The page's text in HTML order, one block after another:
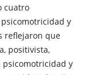
cuatro
y
reflejaron que
positivista,
psicomotricidad y